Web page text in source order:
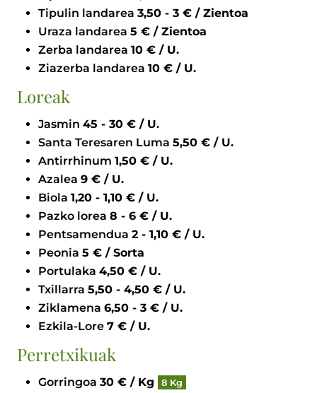
Tipulin landarea
3,50 - 3 € / Zientoa
Uraza landarea
5 € / Zientoa
Zerba landarea
10 € / U.
Ziazerba landarea
10 € / U.
Loreak
Jasmin
45 - 30 € / U.
Santa Teresaren Luma
5,50 € / U.
Antirrhinum
1,50 € / U.
Azalea
9 € / U.
Biola
1,20 - 1,10 € / U.
Pazko lorea
8 - 6 € / U.
Pentsamendua
2 - 1,10 € / U.
Peonia
5 € / Sorta
Portulaka
4,50 € / U.
Txillarra
5,50 - 4,50 € / U.
Ziklamena
6,50 - 3 € / U.
Ezkila-Lore
7 € / U.
Perretxikuak
Gorringoa 30 € / Kg 8 Kg